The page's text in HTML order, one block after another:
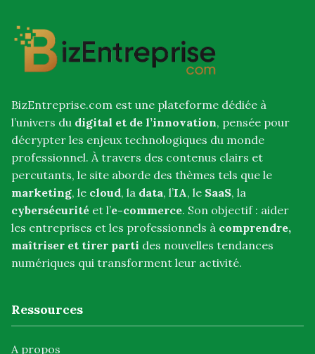
BizEntreprise.com est une plateforme dédiée à
l’univers du digital et de l’innovation, pensée pour
décrypter les enjeux technologiques du monde
professionnel. À travers des contenus clairs et
percutants, le site aborde des thèmes tels que le
marketing, le cloud, la data, l’IA, le SaaS, la
cybersécurité et l’e-commerce. Son objectif : aider
les entreprises et les professionnels à comprendre,
maîtriser et tirer parti des nouvelles tendances
numériques qui transforment leur activité.
Ressources
A propos